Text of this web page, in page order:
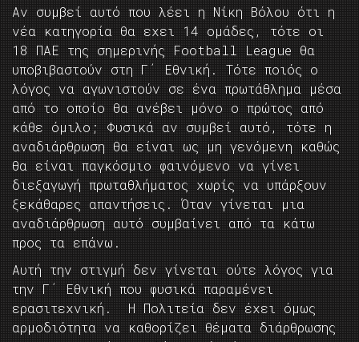
Αν συμβεί αυτό που λέει η Νίκη Βόλου ότι η
νέα κατηγορία θα εχει 14 ομάδες, τότε οι
18 ΠΑΕ της σημερινής Football League θα
υποβιβαστούν στη Γ΄ Εθνική. Τότε ποιός ο
λόγος να αγωνιστούν σε ένα πρωτάθλημα μέσα
από το οποίο θα ανέβει μόνο ο πρώτος από
κάθε όμιλο; Φυσικά αν συμβεί αυτό, τότε η
αναδιάρθρωση θα είναι ως μη γενόμενη καθώς
θα είναι παγκόσμιο φαινόμενο να γίνει
διεξαγωγή πρωταθλήματος χωρίς να υπάρξουν
ξεκάθαρες απαντήσεις. Όταν γίνεται μια
αναδιάρθρωση αυτό συμβαίνει από τα κάτω
προς τα επάνω.
Αυτή την στιγμή δεν γίνεται ούτε λόγος για
την Γ΄ Εθνική που φυσικά παραμένει
ερασιτεχνική. Η Πολιτεία δεν έχει όμως
αρμοδιότητα να καθορίζει θέματα διάρθρωσης